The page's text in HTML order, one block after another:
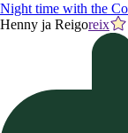
Night time with the
Henny ja Reigoreix